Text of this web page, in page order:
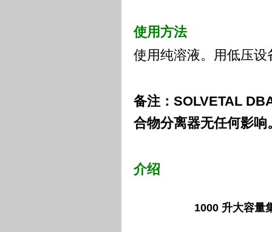
使用方法
使用纯溶液。用低压
备注： SOLVETAL
合物分离器无任何影响
介绍
1000 升大容量